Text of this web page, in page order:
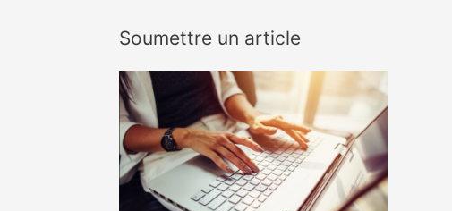
Soumettre un article